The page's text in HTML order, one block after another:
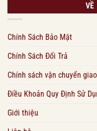
VỀ
Chính Sách Bảo Mật
Chính Sách Đổi Trả
Chính sách vận chuyển
Điều Khoản Quy Định Sử
Giới thiệu